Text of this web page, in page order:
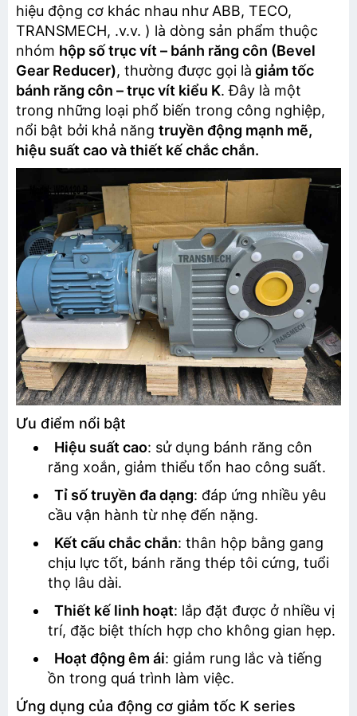
TƯ VẤN BÁO GIÁ
hiệu động cơ khác nhau như ABB, TECO,
TRANSMECH, .v.v. ) là dòng sản phẩm thuộc
nhóm hộp số trục vít – bánh răng côn (Bevel
Gear Reducer), thường được gọi là giảm tốc
bánh răng côn – trục vít kiểu K. Đây là một
trong những loại phổ biến trong công nghiệp,
nổi bật bởi khả năng truyền động mạnh mẽ,
hiệu suất cao và thiết kế chắc chắn.
Ưu điểm nổi bật
Hiệu suất cao: sử dụng bánh răng côn
răng xoắn, giảm thiểu tổn hao công suất.
Tỉ số truyền đa dạng: đáp ứng nhiều yêu
cầu vận hành từ nhẹ đến nặng.
Kết cấu chắc chắn: thân hộp bằng gang
chịu lực tốt, bánh răng thép tôi cứng, tuổi
thọ lâu dài.
Thiết kế linh hoạt: lắp đặt được ở nhiều vị
trí, đặc biệt thích hợp cho không gian hẹp.
Hoạt động êm ái: giảm rung lắc và tiếng
ồn trong quá trình làm việc.
Ứng dụng của động cơ giảm tốc K series